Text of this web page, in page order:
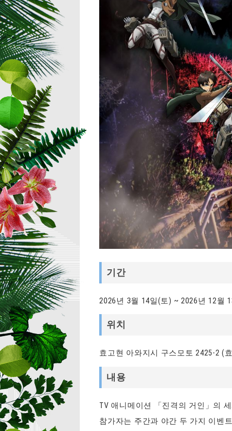
기간
2026년 3월 14일(토) ~ 2026년 12월
위치
효고현 아와지시 구스모토 2425-2 (
내용
TV 애니메이션 「진격의 거인」의
참가자는 주간과 야간 두 가지 이벤